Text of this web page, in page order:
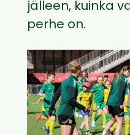
jälleen, kuinka
perhe on.